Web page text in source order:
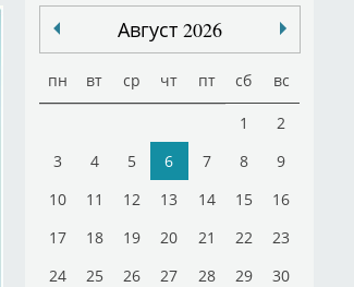
Август 2026
пн вт ср чт пт сб вс
1
2
3
4 5 6 7 8
9
10
11 12 13 14 15
16
17
18 19 20 21 22
23
24
25 26 27 28 29
30